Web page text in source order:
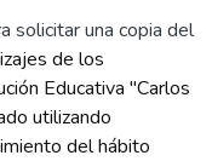
solicitar una copia del
de los
Educativa "Carlos
utilizando
del hábito